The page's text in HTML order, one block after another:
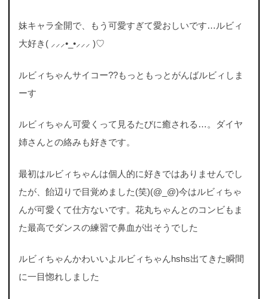
妹キャラ全開で、もう可愛すぎて愛おしいです…ルビィ
大好き( ⸝⸝⸝•_•⸝⸝⸝ )♡
ルビィちゃんサイコー??もっともっとがんばルビィしま
ーす
ルビィちゃん可愛くって見るたびに癒される…。ダイヤ
姉さんとの絡みも好きです。
最初はルビィちゃんは個人的に好きではありませんでし
たが、飴辺りで目覚めました(笑)(@_@)今はルビィちゃ
んが可愛くて仕方ないです。花丸ちゃんとのコンビもま
た最高でダンスの練習で鼻血が出そうでした
ルビィちゃんかわいいよルビィちゃんhshs出てきた瞬間
に一目惚れしました